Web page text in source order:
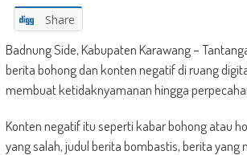
Share
Badnung Side, Kabupaten Karawang –
berita bohong dan konten negatif di ruang
membuat ketidaknyamanan hingga
Konten negatif itu seperti kabar bohong atau
yang salah, judul berita bombastis, berita yang